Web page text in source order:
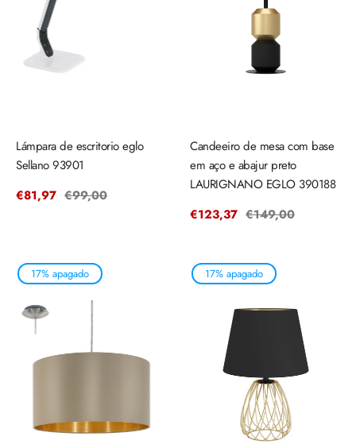
Lámpara de escritorio eglo
Sellano 93901
Precio
€81,97 Precio
€99,00
Candeeiro de mesa com base
em aço e abajur preto
LAURIGNANO EGLO 390188
Precio
€123,37 Precio
€149,00
17% apagado 17% apagado